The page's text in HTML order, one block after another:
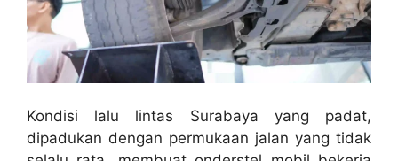
Kondisi lalu lintas Surabaya yang padat,
dipadukan dengan permukaan jalan yang tidak